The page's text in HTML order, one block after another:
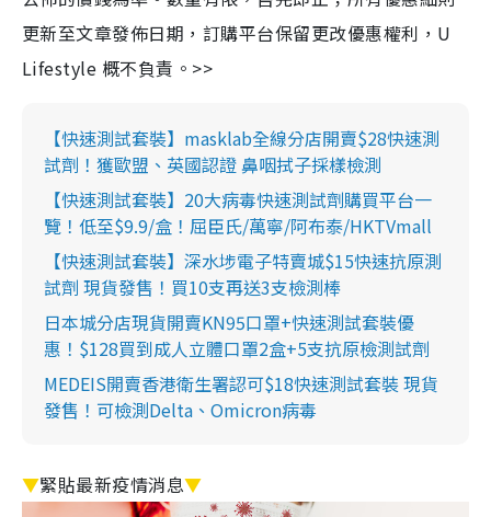
更新至文章發佈日期，訂購平台保留更改優惠權利，U
Lifestyle 概不負責。>>
【快速測試套裝】masklab全線分店開賣$28快速測
試劑！獲歐盟、英國認證 鼻咽拭子採樣檢測
【快速測試套裝】20大病毒快速測試劑購買平台一
覽！低至$9.9/盒！屈臣氏/萬寧/阿布泰/HKTVmall
【快速測試套裝】深水埗電子特賣城$15快速抗原測
試劑 現貨發售！買10支再送3支檢測棒
日本城分店現貨開賣KN95口罩+快速測試套裝優
惠！$128買到成人立體口罩2盒+5支抗原檢測試劑
MEDEIS開賣香港衛生署認可$18快速測試套裝 現貨
發售！可檢測Delta、Omicron病毒
▼緊貼最新疫情消息▼